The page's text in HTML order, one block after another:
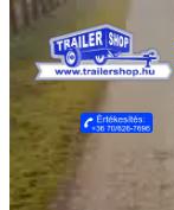
Ugrás
a
tartalomhoz